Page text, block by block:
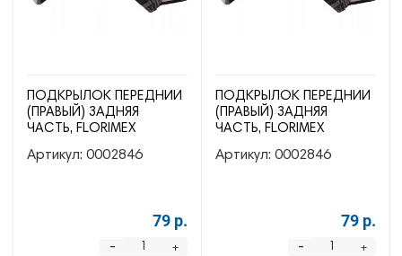
ПОДКРЫЛОК ПЕРЕДНИЙ
(ПРАВЫЙ) ЗАДНЯЯ
ЧАСТЬ, FLORIMEX
Артикул: 0002846
79 р.
+
-
ПОДКРЫЛОК ПЕРЕДНИЙ
(ПРАВЫЙ) ЗАДНЯЯ
ЧАСТЬ, FLORIMEX
Артикул: 0002846
79 р.
+
-